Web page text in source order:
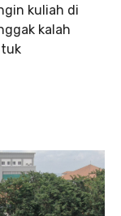
kuliah di
kalah